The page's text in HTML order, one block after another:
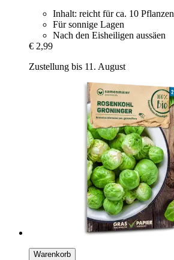
Inhalt: reicht für ca. 10 Pflanzen
Für sonnige Lagen
Nach den Eisheiligen aussäen
€ 2,99
Zustellung bis 11. August
Warenkorb